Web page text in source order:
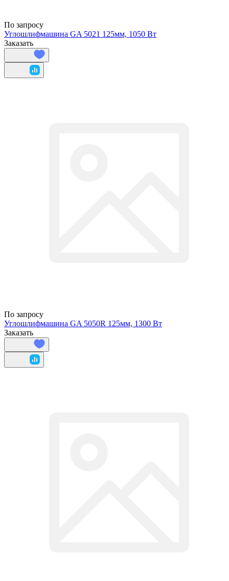
По запросу
Углошлифмашина GA 5021 125мм, 1050 Вт
Заказать
По запросу
Углошлифмашина GA 5050R 125мм, 1300 Вт
Заказать